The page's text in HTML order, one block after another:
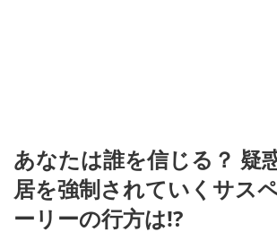
あなたは誰を信じる？ 疑
居を強制されていくサス
ーリーの行方は!?